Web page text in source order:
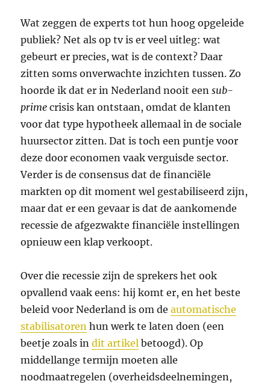
Wat zeggen de experts tot hun hoog opgeleide
publiek? Net als op tv is er veel uitleg: wat
gebeurt er precies, wat is de context? Daar
zitten soms onverwachte inzichten tussen. Zo
hoorde ik dat er in Nederland nooit eensub-
prime crisis kan ontstaan, omdat de klanten
voor dat type hypotheek allemaal in de sociale
huursector zitten. Dat is toch een puntje voor
deze door economen vaak verguisde sector.
Verder is de consensus dat de financiële
markten op dit moment wel gestabiliseerd zijn,
maar dat er een gevaar is dat de aankomende
recessie de afgezwakte financiële instellingen
opnieuw een klap verkoopt.
Over die recessie zijn de sprekers het ook
opvallend vaak eens: hij komt er, en het beste
beleid voor Nederland is om deautomatische
stabilisatoren hun werk te laten doen (een
beetje zoals indit artikel betoogd). Op
middellange termijn moeten alle
noodmaatregelen (overheidsdeelnemingen,